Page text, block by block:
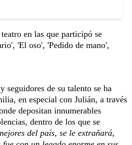
en las que participó se
'El oso', 'Pedido de mano',
seguidores de su talento se ha
en especial con Julián, a través
depositan innumerables
dentro de los que se
del país, se le extrañará,